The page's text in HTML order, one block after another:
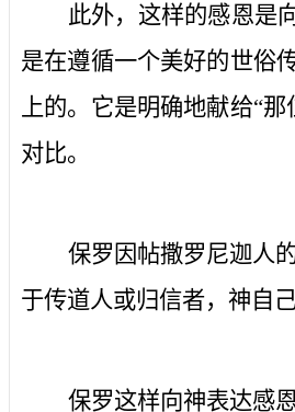
此外，这样的感恩是
是在遵循一个美好的世俗
上的。它是明确地献给“那
对比。
保罗因帖撒罗尼迦人
于传道人或归信者，神自
保罗这样向神表达感